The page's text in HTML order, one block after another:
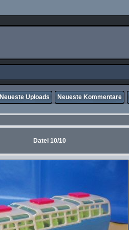
Neueste Uploads Neueste Kommentare
Datei 10/10